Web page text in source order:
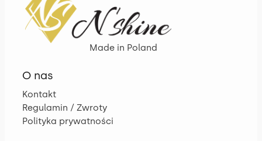
Made in Poland
O nas
Kontakt
Regulamin / Zwroty
Polityka prywatności